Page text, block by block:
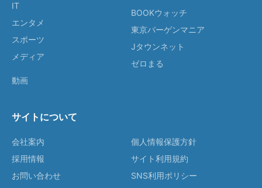
IT
エンタメ
スポーツ
メディア
動画
BOOKウォッチ
東京バーゲンマニア
Jタウンネット
ゼロまる
サイトについて
会社案内
採用情報
お問い合わせ
個人情報保護方針
サイト利用規約
SNS利用ポリシー